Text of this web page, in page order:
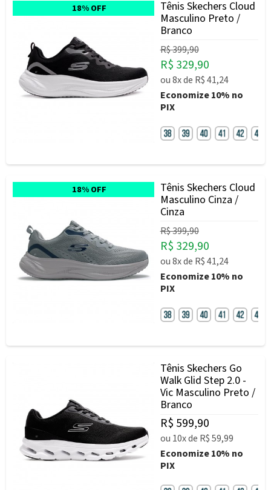
18% OFF
Tênis Skechers Cloud
Masculino Preto /
Branco
R$ 399,90
R$ 329,90
ou8xde R$ 41,24
Economize10% no
PIX
18% OFF
Tênis Skechers Cloud
Masculino Cinza /
Cinza
R$ 399,90
R$ 329,90
ou8xde R$ 41,24
Economize10% no
PIX
Tênis Skechers Go
Walk Glid Step 2.0 -
Vic Masculino Preto /
Branco
R$ 599,90
ou 10xde R$ 59,99
Economize10% no
PIX